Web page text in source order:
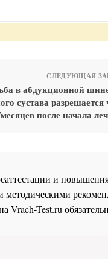
СЛЕДУЮЩАЯ
в абдукционной
сустава разрешается
после начала
и
Vrach-Test.ru